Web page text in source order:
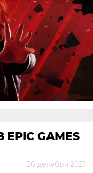
GAMES
26 декабря 2021